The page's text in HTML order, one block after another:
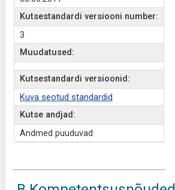
Kutsestandardi versiooni number:
3
Muudatused:
Kutsestandardi versioonid:
Kuva seotud standardid
Kutse andjad:
Andmed puuduvad